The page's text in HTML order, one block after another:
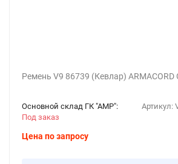
Ремень V9 86739 (Кевлар) ARMACORD
Артикул:
Основной склад ГК "АМР":
Под заказ
Цена по запросу